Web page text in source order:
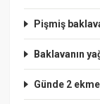
Pişmiş
Baklavanın
Günde 2